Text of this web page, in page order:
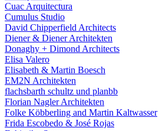
Cuac Arquitectura
Cumulus Studio
David Chipperfield Architects
Diener & Diener Architekten
Donaghy + Dimond Architects
Elisa Valero
Elisabeth & Martin Boesch
EM2N Architekten
flachsbarth schultz und planbb
Florian Nagler Architekten
Folke Köbberling and Martin Kaltwasser
Frida Escobedo & José Rojas